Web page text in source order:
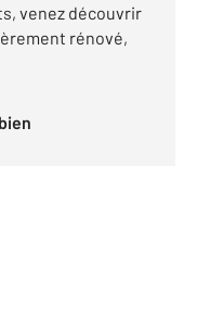
venez découvrir
rénové,